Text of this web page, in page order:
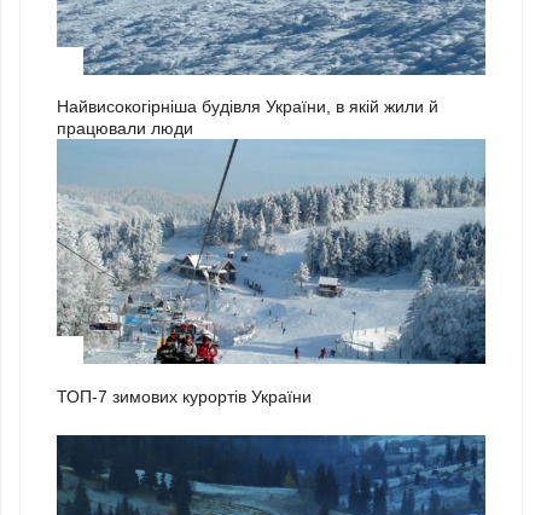
Найвисокогірніша будівля України, в якій жили й
працювали люди
ТОП-7 зимових курортів України